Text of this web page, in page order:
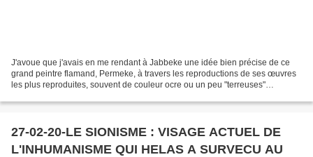
J'avoue que j'avais en me rendant à Jabbeke une idée bien précise de ce
grand peintre flamand, Permeke, à travers les reproductions de ses œuvres
les plus reproduites, souvent de couleur ocre ou un peu "terreuses"
27-02-20-LE SIONISME : VISAGE ACTUEL DE
L'INHUMANISME QUI HELAS A SURVECU AU